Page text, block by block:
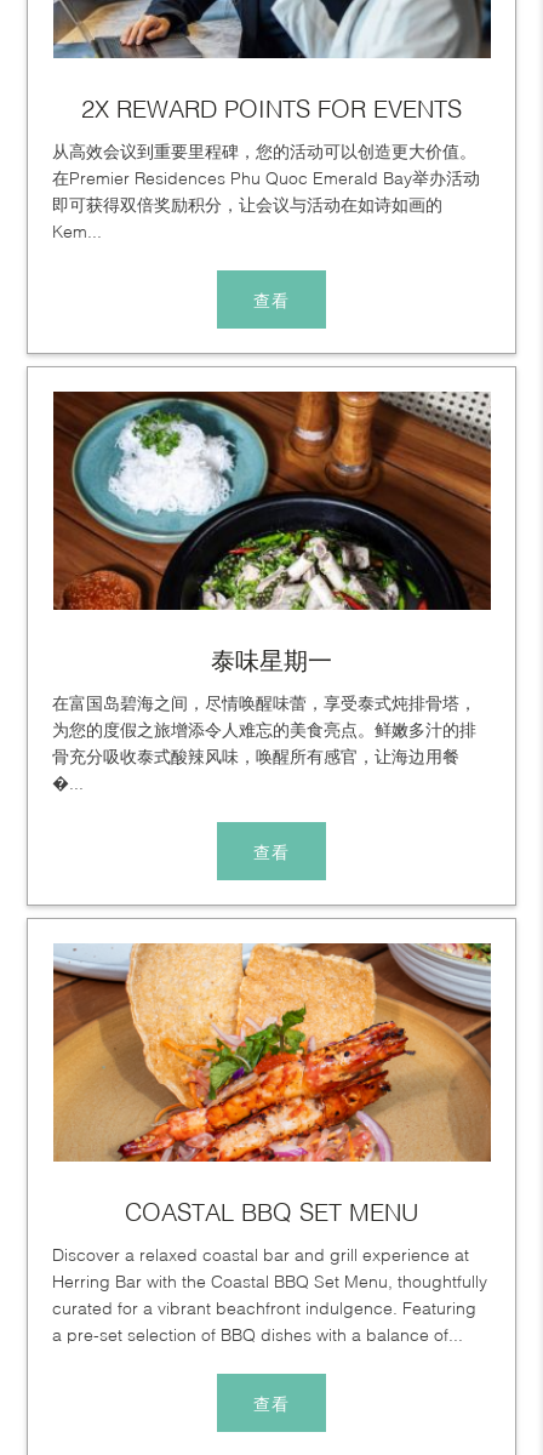
2X REWARD POINTS FOR EVENTS
从高效会议到重要里程碑，您的活动可以创造更大价值。
在Premier Residences Phu Quoc Emerald Bay举办活动
即可获得双倍奖励积分，让会议与活动在如诗如画的
Kem...
查看
泰味星期一
在富国岛碧海之间，尽情唤醒味蕾，享受泰式炖排骨塔，
为您的度假之旅增添令人难忘的美食亮点。鲜嫩多汁的排
骨充分吸收泰式酸辣风味，唤醒所有感官，让海边用餐
�...
查看
COASTAL BBQ SET MENU
Discover a relaxed coastal bar and grill experience at
Herring Bar with the Coastal BBQ Set Menu, thoughtfully
curated for a vibrant beachfront indulgence. Featuring
a pre-set selection of BBQ dishes with a balance of...
查看